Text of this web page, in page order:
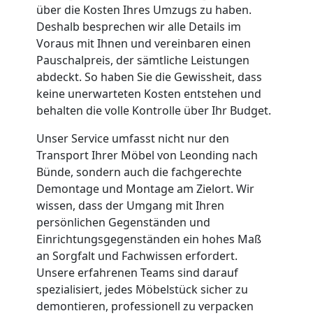
über die Kosten Ihres Umzugs zu haben.
Deshalb besprechen wir alle Details im
Voraus mit Ihnen und vereinbaren einen
Pauschalpreis, der sämtliche Leistungen
abdeckt. So haben Sie die Gewissheit, dass
keine unerwarteten Kosten entstehen und
behalten die volle Kontrolle über Ihr Budget.
Unser Service umfasst nicht nur den
Transport Ihrer Möbel von Leonding nach
Bünde, sondern auch die fachgerechte
Demontage und Montage am Zielort. Wir
wissen, dass der Umgang mit Ihren
persönlichen Gegenständen und
Einrichtungsgegenständen ein hohes Maß
an Sorgfalt und Fachwissen erfordert.
Unsere erfahrenen Teams sind darauf
spezialisiert, jedes Möbelstück sicher zu
demontieren, professionell zu verpacken
Leonding
Kleiner
Umzug
Leonding
Küchenumzug
Leonding
Umzug